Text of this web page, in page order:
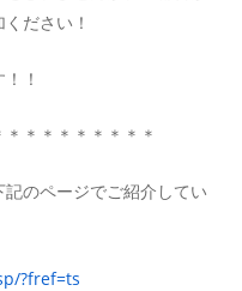
ださい！
！
＊＊＊＊＊＊＊＊
のページでご紹介してい
?fref=ts